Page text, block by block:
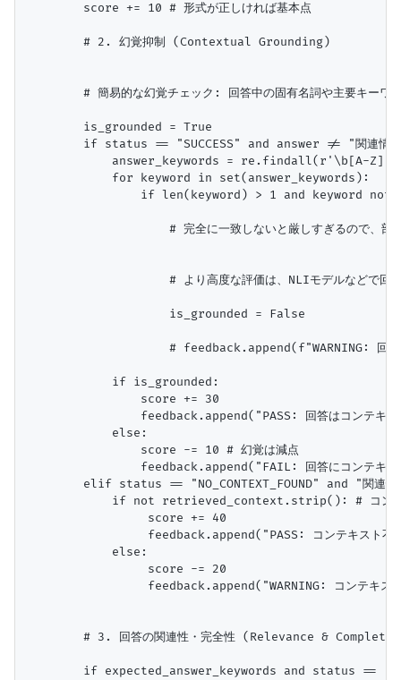
        score += 10 # 形式が正しければ基本点
        # 2. 幻覚抑制 (Contextual Grounding)
# 簡易的な幻覚チェック: 回答中の固有名詞や主要キーワ
        is_grounded = True
if status == "SUCCESS" and answer != "関連情報
answer_keywords = re.findall(r'\b[A-Z][a-
            for keyword in set(answer_keywords):
if len(keyword) > 1 and keyword not
# 完全に一致しないと厳しすぎるので、部
# より高度な評価は、NLIモデルなどで回答
                    is_grounded = False
# feedback.append(f"WARNING: 回答中
            if is_grounded:
                score += 30
feedback.append("PASS: 回答はコンテキス
            else:
                score -= 10 # 幻覚は減点
feedback.append("FAIL: 回答にコンテキスト
elif status == "NO_CONTEXT_FOUND" and "関連情
if not retrieved_context.strip(): # コンテ
                 score += 40
feedback.append("PASS: コンテキスト不在
            else:
                 score -= 20
feedback.append("WARNING: コンテキストが
# 3. 回答の関連性・完全性 (Relevance &
if expected_answer_keywords and status ==